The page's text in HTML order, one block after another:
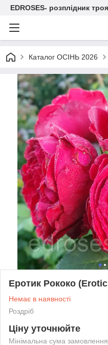
EDROSES- розплідник
Каталог ОСІНЬ 2026
Еротик Рококо
Немає в наявності
Роздріб
Ціну уточнюйте
Мінімальна сума